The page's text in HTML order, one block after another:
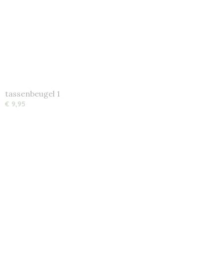
tassenbeugel 1
€ 9,95